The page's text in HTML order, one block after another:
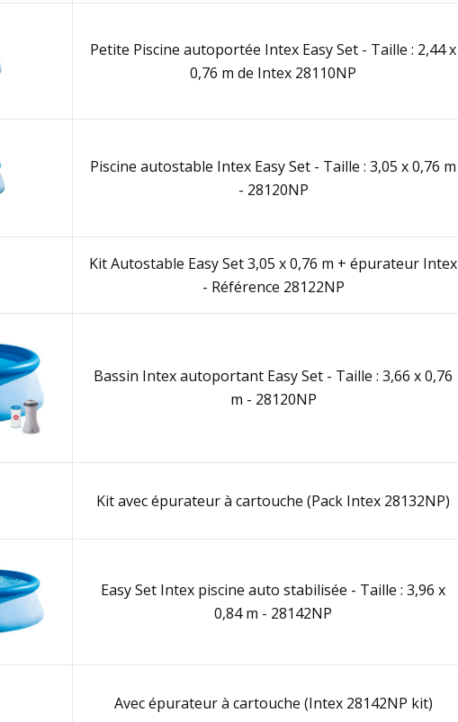
Petite Piscine autoportée Intex Easy Set - Taille : 2,44 x
0,76 m de Intex 28110NP
Piscine autostable Intex Easy Set - Taille : 3,05 x 0,76 m
- 28120NP
Kit Autostable Easy Set 3,05 x 0,76 m + épurateur Intex
- Référence 28122NP
Bassin Intex autoportant Easy Set - Taille : 3,66 x 0,76
m - 28120NP
Kit avec épurateur à cartouche (Pack Intex 28132NP)
Easy Set Intex piscine auto stabilisée - Taille : 3,96 x
0,84 m - 28142NP
Avec épurateur à cartouche (Intex 28142NP kit)